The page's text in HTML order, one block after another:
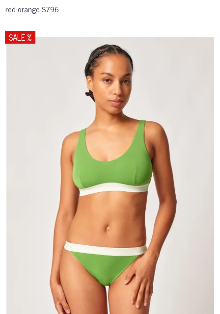
red orange-S796
SALE %